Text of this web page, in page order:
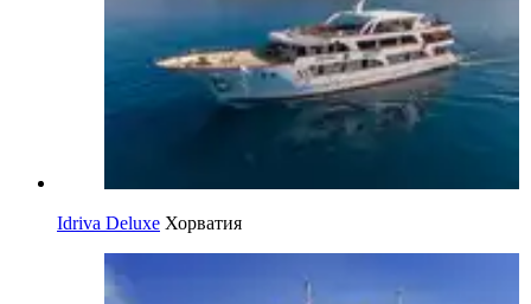
Idriva Deluxe Хорватия